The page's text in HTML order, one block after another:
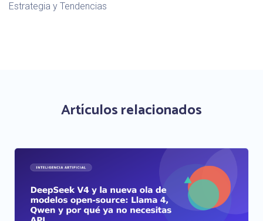
Estrategia y Tendencias
Artículos relacionados